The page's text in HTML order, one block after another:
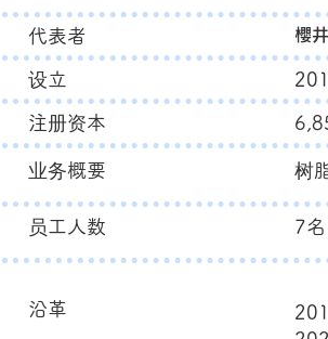
​代表者 櫻
设立
注册资本
业务概要 树
员工人数 7名
沿革